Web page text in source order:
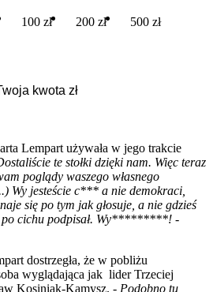
100 zł 200 zł 500 zł
Lempart używała w jego trakcie
te stołki dzięki nam. Więc teraz
poglądy waszego własnego
Wy jesteście c*** a nie demokraci,
się po tym jak głosuje, a nie gdzieś
po cichu podpisał. Wy*********! -
dostrzegła, że w pobliżu
wyglądająca jak lider Trzeciej
Kosiniak-Kamysz. - Podobno tu